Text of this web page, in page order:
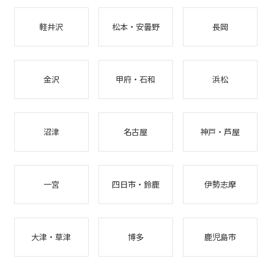
軽井沢 松本・安曇野 長岡
金沢 甲府・石和 浜松
沼津 名古屋 神戸・芦屋
一宮 四日市・鈴鹿 伊勢志摩
大津・草津 博多 鹿児島市